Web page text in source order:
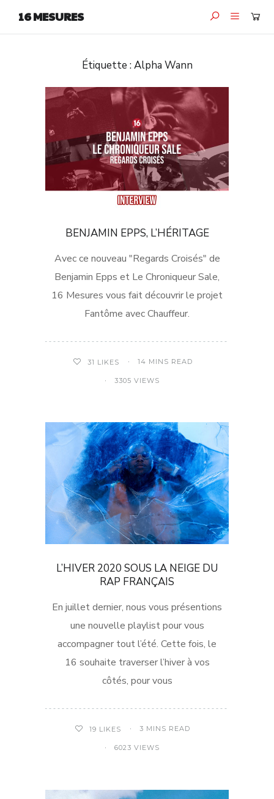
16 MESURES
Étiquette :Alpha Wann
BENJAMIN EPPS, L’HÉRITAGE
Avec ce nouveau "Regards Croisés" de
Benjamin Epps et Le Chroniqueur Sale,
16 Mesures vous fait découvrir le projet
Fantôme avec Chauffeur.
31 LIKES 14 MINS READ
3305 VIEWS
L’HIVER 2020 SOUS LA NEIGE DU
RAP FRANÇAIS
En juillet dernier, nous vous présentions
une nouvelle playlist pour vous
accompagner tout l’été. Cette fois, le
16 souhaite traverser l’hiver à vos
côtés, pour vous
19 LIKES 3 MINS READ
6023 VIEWS